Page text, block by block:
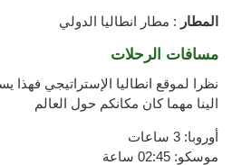
المطار : مطار انطاليا الدولي
مسافات الرحلات
نظرا لموقع انطاليا الإستراتيجي فهذا
الينا مهما كان مكانكم حول العالم
أوروبا: 3 ساعات
موسكو: 02:45 ساعة